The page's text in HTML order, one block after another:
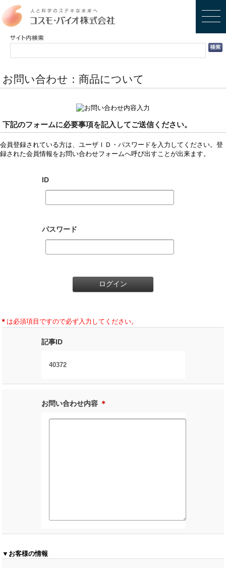
お問い合わせ：商品について
下記のフォームに必要事項を記入してご送信ください。
会員登録されている方は、ユーザＩＤ・パスワードを入力してください。登
録された会員情報をお問い合わせフォームへ呼び出すことが出来ます。
ID
パスワード
＊ は必須項目ですので必ず入力してください。
記事ID
40372
お問い合わせ内容 ＊
▼お客様の情報